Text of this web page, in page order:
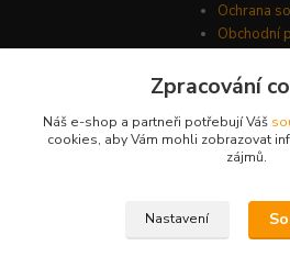
Ochrana
Obchodní
Zpracování
Náš e-shop a partneři potřebují Váš
cookies, aby Vám mohli zobrazovat
zájmů.
Nastavení